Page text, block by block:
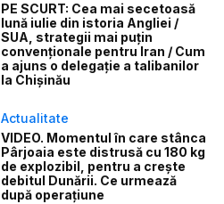
PE SCURT: Cea mai secetoasă
lună iulie din istoria Angliei /
SUA, strategii mai puțin
convenționale pentru Iran / Cum
a ajuns o delegație a talibanilor
la Chișinău
Actualitate
VIDEO. Momentul în care stânca
Pârjoaia este distrusă cu 180 kg
de explozibil, pentru a crește
debitul Dunării. Ce urmează
după operațiune